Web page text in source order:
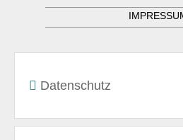
Datenschutz